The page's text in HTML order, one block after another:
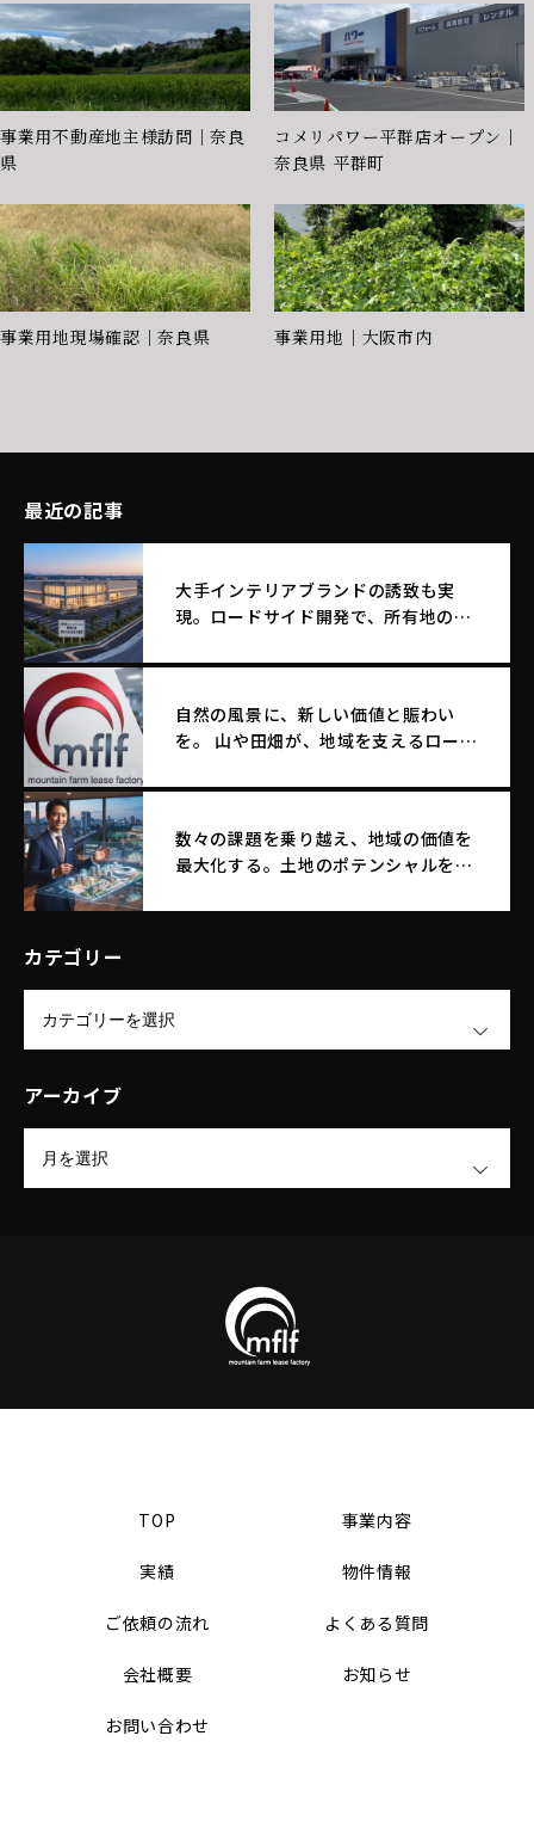
事業用不動産地主様訪問｜奈良
県
コメリパワー平群店オープン｜
奈良県 平群町
事業用地現場確認｜奈良県 事業用地｜大阪市内
最近の記事
大手インテリアブランドの誘致も実
現。ロードサイド開発で、所有地のポ
自然の風景に、新しい価値と賑わい
を。 山や田畑が、地域を支えるロード
数々の課題を乗り越え、地域の価値を
最大化する。土地のポテンシャルを引
リー株式会社
カテゴリー
アーカイブ
TOP 事業内容
実績 物件情報
ご依頼の流れ よくある質問
会社概要 お知らせ
お問い合わせ